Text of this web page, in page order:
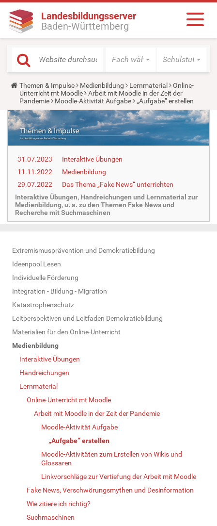
Landesbildungsserver
Baden-Württemberg
Fach wählen Schulstufe
Y
o
u
a
r
e
h
e
r
:
Themen & Impulse Medienbildung Lernmaterial
Online-
Unterricht mt Moodle
Arbeit mit Moodle in der Zeit der
Pandemie
Moodle-Aktivität Aufgabe „Aufgabe” erstellen
31.07.2023
Interaktive Übungen
11.11.2022
Medienbildung
29.07.2022
Das Thema „Fake News“ unterrichten
Interaktive Übungen, Handreichungen und Lernmaterial zur
Medienbildung, u. a. zu den Themen Fake News und
Recherche mit Suchmaschinen
N
a
v
i
g
i
o
Extremismusprävention und Demokratiebildung
Ideenpool Lesen
Individuelle Förderung
Integration - Bildung - Migration
Katastrophenschutz
Leitperspektiven und Leitfaden Demokratiebildung
Materialien für den Online-Unterricht
Medienbildung
Interaktive Übungen
Handreichungen
Lernmaterial
Online-Unterricht mt Moodle
Arbeit mit Moodle in der Zeit der Pandemie
Moodle-Aktivität Aufgabe
„Aufgabe” erstellen
Moodle-Aktivitäten zum Erstellen von Wikis und
Glossaren
Linkvorschläge zur Vertiefung der Arbeit mit Moodle
Fake News, Verschwörungsmythen und Desinformation
Wie zitiere ich richtig?
Suchmaschinen